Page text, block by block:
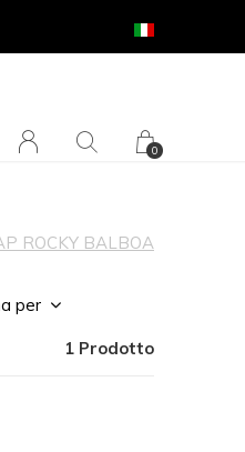
0
ROCKY BALBOA
per
1 Prodotto